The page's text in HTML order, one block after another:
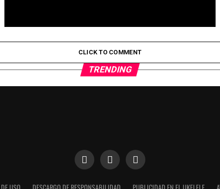
Pepeto Preventa: ¿Por Qué Está Ganando Popularidad?
CLICK TO COMMENT
TRENDING